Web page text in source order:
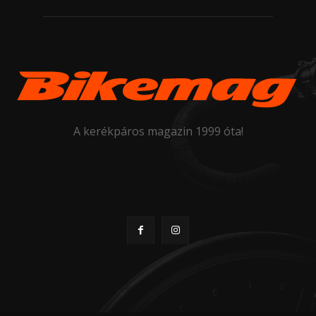
A kerékpáros magazin 1999 óta!